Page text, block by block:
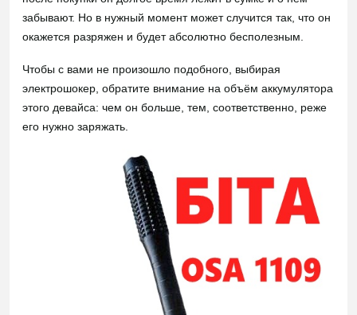
забывают. Но в нужный момент может случится так, что он
окажется разряжен и будет абсолютно бесполезным.
Чтобы с вами не произошло подобного, выбирая
электрошокер, обратите внимание на объём аккумулятора
этого девайса: чем он больше, тем, соответственно, реже
его нужно заряжать.